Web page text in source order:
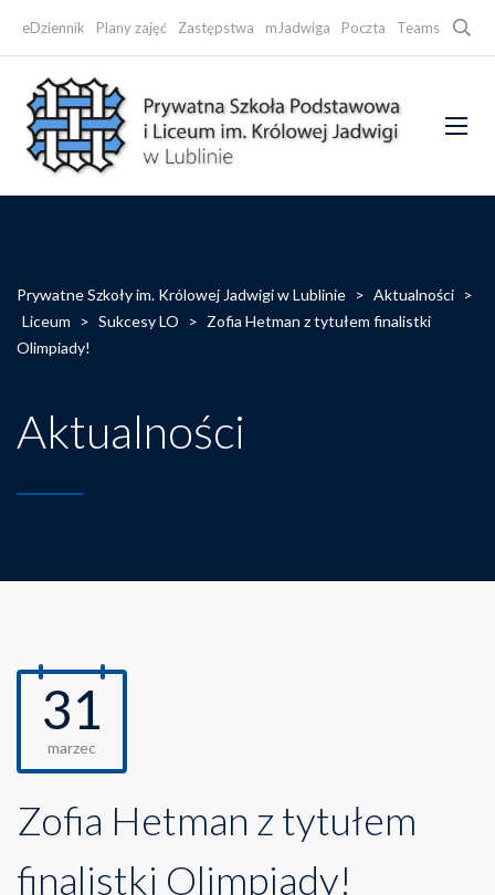
eDziennik Plany zajęć Zastępstwa mJadwiga Poczta Teams
Prywatne Szkoły im. Królowej Jadwigi w Lublinie > Aktualności >
Liceum
> Sukcesy LO > Zofia Hetman z tytułem finalistki
Olimpiady!
Aktualności
31
marzec
Zofia Hetman z tytułem
finalistki Olimpiady!